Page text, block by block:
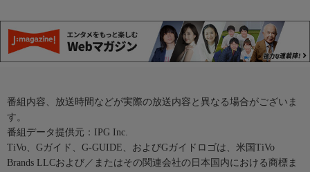
番組内容、放送時間などが実際の放送内容と異なる場合がございま
す。
番組データ提供元：IPG Inc.
TiVo、Gガイド、G-GUIDE、およびGガイドロゴは、米国TiVo
Brands LLCおよび／またはその関連会社の日本国内における商標ま